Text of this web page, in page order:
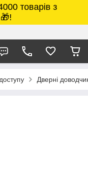
товарів з
Дверні